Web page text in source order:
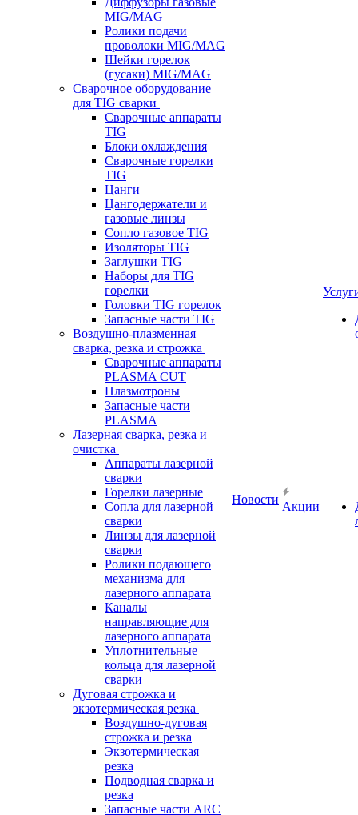
MIG/MAG
Ролики подачи
проволоки MIG/MAG
Шейки горелок
(гусаки) MIG/MAG
Сварочное оборудование
для TIG сварки
Сварочные аппараты
TIG
Блоки охлаждения
Сварочные горелки
TIG
Цанги
Цангодержатели и
газовые линзы
Сопло газовое TIG
Изоляторы TIG
Заглушки TIG
Наборы для TIG
горелки
Головки TIG горелок
Запасные части TIG
Воздушно-плазменная
сварка, резка и строжка
Сварочные аппараты
PLASMA CUT
Плазмотроны
Запасные части
PLASMA
Лазерная сварка, резка и
очистка
Аппараты лазерной
сварки
Горелки лазерные
Сопла для лазерной
сварки
Линзы для лазерной
сварки
Ролики подающего
механизма для
лазерного аппарата
Каналы
направляющие для
лазерного аппарата
Уплотнительные
кольца для лазерной
сварки
Дуговая строжка и
экзотермическая резка
Воздушно-дуговая
строжка и резка
Экзотермическая
резка
Подводная сварка и
резка
Запасные части ARC
Новости
Акции